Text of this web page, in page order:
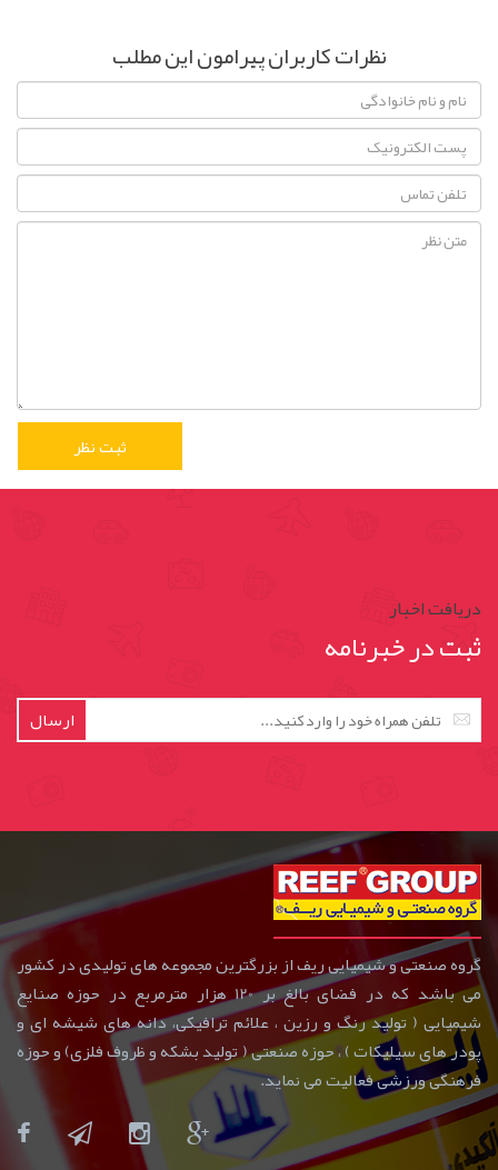
نظرات کاربران پیرامون این مطلب
دریافت اخبار
ثبت در خبرنامه
ارسال
گروه صنعتی و شیمیایی ریف از بزرگترین مجموعه های تولیدی در کشور
می باشد که در فضای بالغ بر 120 هزار مترمربع در حوزه صنایع
شیمیایی ( تولید رنگ و رزین ، علائم ترافیکی، دانه های شیشه ای و
پودر های سیلیکات ) ، حوزه صنعتی ( تولید بشکه و ظروف فلزی) و حوزه
فرهنگی ورزشی فعالیت می نماید.